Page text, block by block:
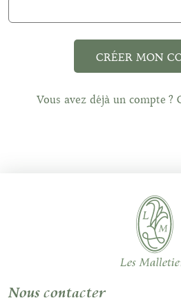
CRÉER MON
Vous avez déjà un compte ?
Nous contacter